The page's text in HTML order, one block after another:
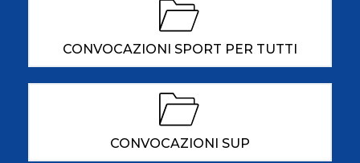
CONVOCAZIONI SPORT PER TUTTI
CONVOCAZIONI SUP